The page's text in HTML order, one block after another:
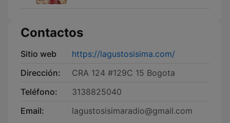
Contactos
Sitio web
https://lagustosisima.com/
Dirección:
CRA 124 #129C 15 Bogota
Teléfono:
3138825040
Email:
lagustosisimaradio@gmail.com